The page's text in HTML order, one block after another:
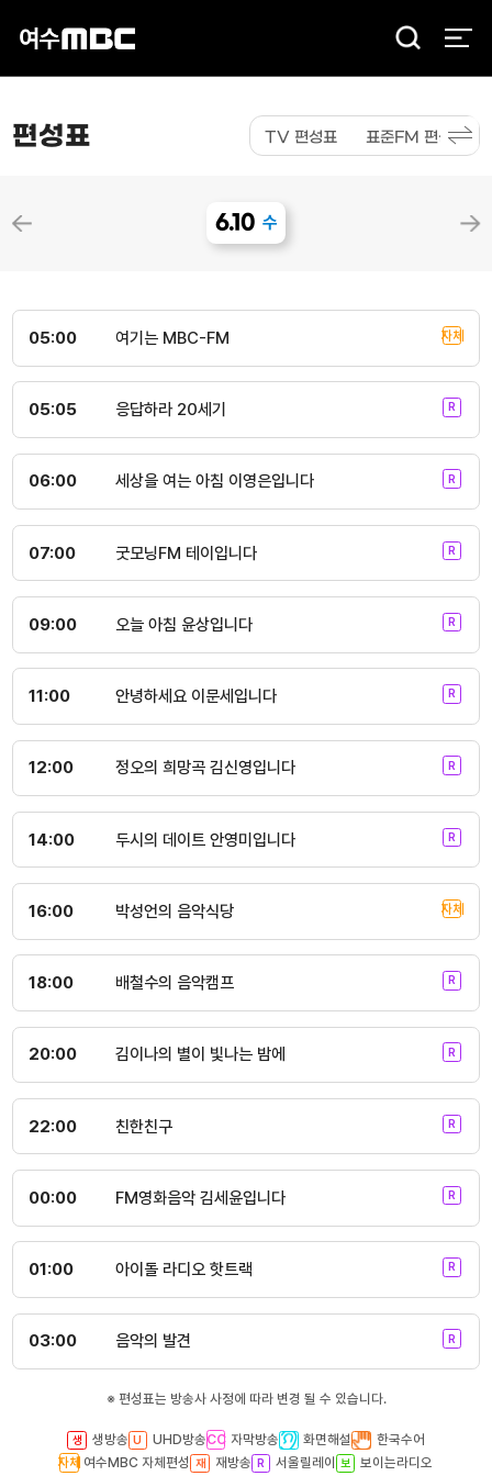
검
편성표 TV 편성표 표준FM 편성표
6.10 수
05:00 여기는 MBC-FM
05:05 응답하라 20세기
06:00 세상을 여는 아침 이영은입니다
07:00 굿모닝FM 테이입니다
09:00 오늘 아침 윤상입니다
11:00 안녕하세요 이문세입니다
12:00 정오의 희망곡 김신영입니다
14:00 두시의 데이트 안영미입니다
16:00 박성언의 음악식당
18:00 배철수의 음악캠프
20:00 김이나의 별이 빛나는 밤에
22:00 친한친구
00:00 FM영화음악 김세윤입니다
01:00 아이돌 라디오 핫트랙
03:00 음악의 발견
※ 편성표는 방송사 사정에 따라 변경 될 수 있습니다.
생방송 UHD방송 자막방송 화면해설
한국수어
여수MBC 자체편성
재방송 서울릴레이 보이는라디오